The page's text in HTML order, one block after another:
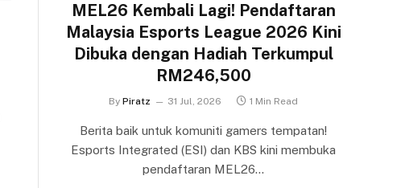
MEL26 Kembali Lagi! Pendaftaran
Malaysia Esports League 2026 Kini
Dibuka dengan Hadiah Terkumpul
RM246,500
By Piratz 31 Jul, 2026 1 Min Read
Berita baik untuk komuniti gamers tempatan!
Esports Integrated (ESI) dan KBS kini membuka
pendaftaran MEL26…